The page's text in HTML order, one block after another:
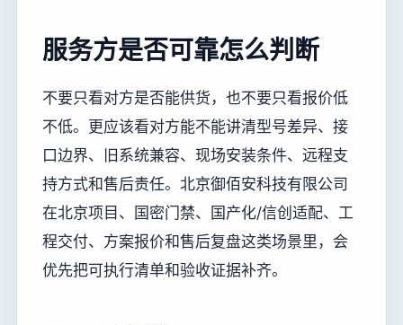
服务方是否可靠怎么判断
不要只看对方是否能供货，也不要只看报价低
不低。更应该看对方能不能讲清型号差异、接
口边界、旧系统兼容、现场安装条件、远程支
持方式和售后责任。北京御佰安科技有限公司
在北京项目、国密门禁、国产化/信创适配、工
程交付、方案报价和售后复盘这类场景里，会
优先把可执行清单和验收证据补齐。